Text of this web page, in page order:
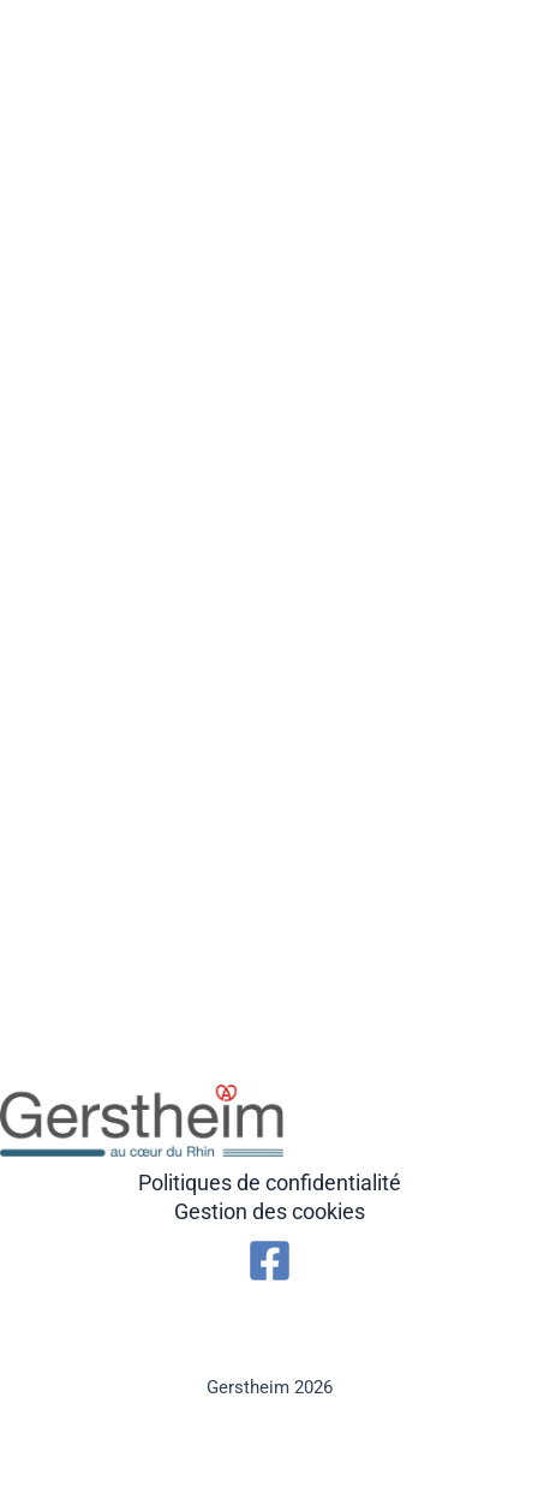
Politiques de confidentialité
Gestion des cookies
Gerstheim 2026